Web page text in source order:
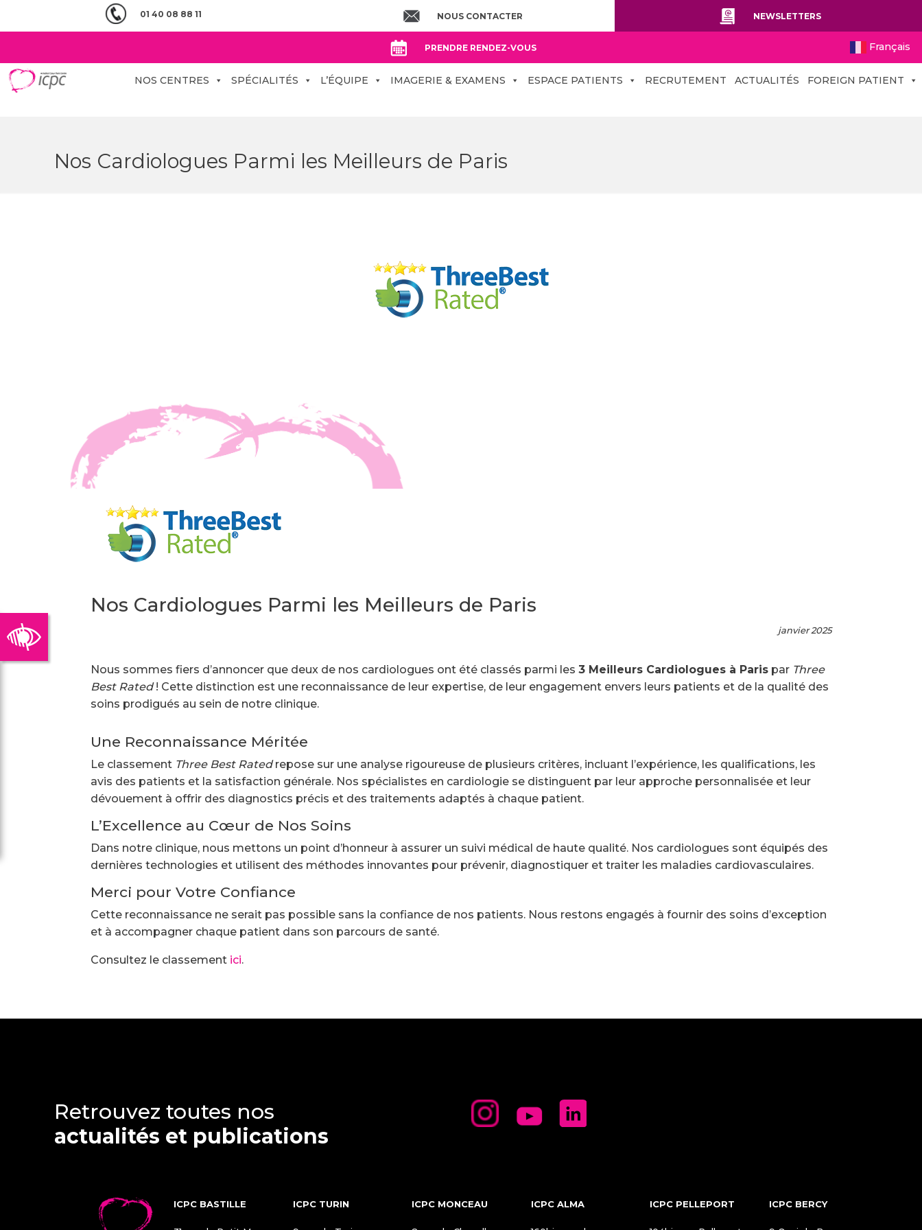
01 40 08 88 11 NOUS CONTACTER NEWSLETTERS
PRENDRE RENDEZ-VOUS
NOS CENTRES SPÉCIALITÉS L’ÉQUIPE IMAGERIE & EXAMENS ESPACE PATIENTS RECRUTEMENT ACTUALITÉS FOREIGN PATIENT
Nos Cardiologues Parmi les Meilleurs de Paris
Nos Cardiologues Parmi les Meilleurs de Paris
janvier 2025
Nous sommes fiers d’annoncer que deux de nos cardiologues ont été classés parmi les 3 Meilleurs Cardiologues à Paris par Three
Best Rated! Cette distinction est une reconnaissance de leur expertise, de leur engagement envers leurs patients et de la qualité des
soins prodigués au sein de notre clinique.
Une Reconnaissance Méritée
Le classement Three Best Ratedrepose sur une analyse rigoureuse de plusieurs critères, incluant l’expérience, les qualifications, les
avis des patients et la satisfaction générale. Nos spécialistes en cardiologie se distinguent par leur approche personnalisée et leur
dévouement à offrir des diagnostics précis et des traitements adaptés à chaque patient.
L’Excellence au Cœur de Nos Soins
Dans notre clinique, nous mettons un point d’honneur à assurer un suivi médical de haute qualité. Nos cardiologues sont équipés des
dernières technologies et utilisent des méthodes innovantes pour prévenir, diagnostiquer et traiter les maladies cardiovasculaires.
Merci pour Votre Confiance
Cette reconnaissance ne serait pas possible sans la confiance de nos patients. Nous restons engagés à fournir des soins d’exception
et à accompagner chaque patient dans son parcours de santé.
Consultez le classement ici.
Retrouvez toutes nos
actualités et publications
ICPC BASTILLE ICPC TURIN ICPC MONCEAU ICPC ALMA ICPC PELLEPORT ICPC BERCY
Français